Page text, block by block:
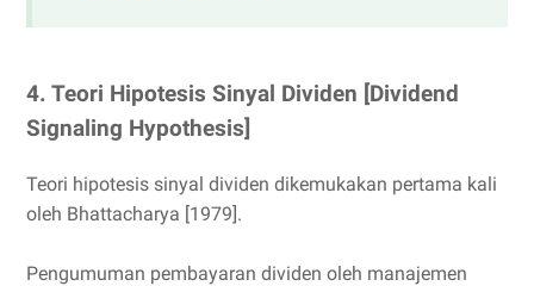
4. Teori Hipotesis Sinyal Dividen [Dividend
Signaling Hypothesis]
Teori hipotesis sinyal dividen dikemukakan pertama kali
oleh Bhattacharya [1979].
Pengumuman pembayaran dividen oleh manajemen